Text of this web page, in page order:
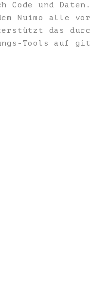
Code und
Nuimo alle
das
Tools auf